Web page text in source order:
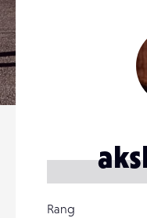
Rang